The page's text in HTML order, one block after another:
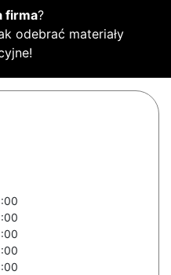
firma?
odebrać materiały